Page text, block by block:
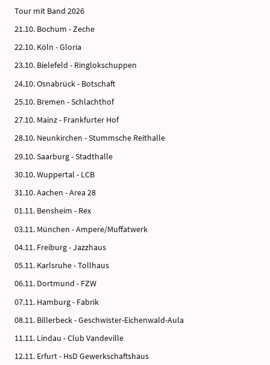
Tour mit Band 2026
21.10. Bochum - Zeche
22.10. Köln - Gloria
23.10. Bielefeld - Ringlokschuppen
24.10. Osnabrück - Botschaft
25.10. Bremen - Schlachthof
27.10. Mainz - Frankfurter Hof
28.10. Neunkirchen - Stummsche Reithalle
29.10. Saarburg - Stadthalle
30.10. Wuppertal - LCB
31.10. Aachen - Area 28
01.11. Bensheim - Rex
03.11. München - Ampere/Muffatwerk
04.11. Freiburg - Jazzhaus
05.11. Karlsruhe - Tollhaus
06.11. Dortmund - FZW
07.11. Hamburg - Fabrik
08.11. Billerbeck - Geschwister-Eichenwald-Aula
11.11. Lindau - Club Vandeville
12.11. Erfurt - HsD Gewerkschaftshaus